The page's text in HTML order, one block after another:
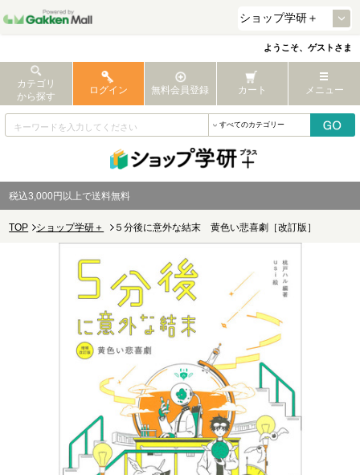
ようこそ、ゲストさま
カテゴリ
から探す
ログイン 無料会員登録 カート メニュー
税込3,000円以上で送料無料
TOP ショップ学研＋ ５分後に意外な結末 黄色い悲喜劇［改訂版］